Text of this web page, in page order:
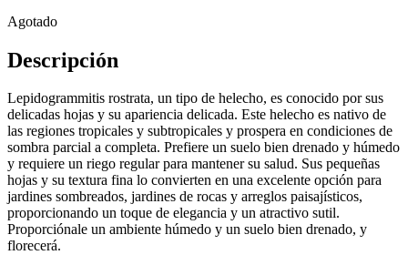
Agotado
Descripción
Lepidogrammitis rostrata, un tipo de helecho, es conocido por sus
delicadas hojas y su apariencia delicada. Este helecho es nativo de
las regiones tropicales y subtropicales y prospera en condiciones de
sombra parcial a completa. Prefiere un suelo bien drenado y húmedo
y requiere un riego regular para mantener su salud. Sus pequeñas
hojas y su textura fina lo convierten en una excelente opción para
jardines sombreados, jardines de rocas y arreglos paisajísticos,
proporcionando un toque de elegancia y un atractivo sutil.
Proporciónale un ambiente húmedo y un suelo bien drenado, y
florecerá.